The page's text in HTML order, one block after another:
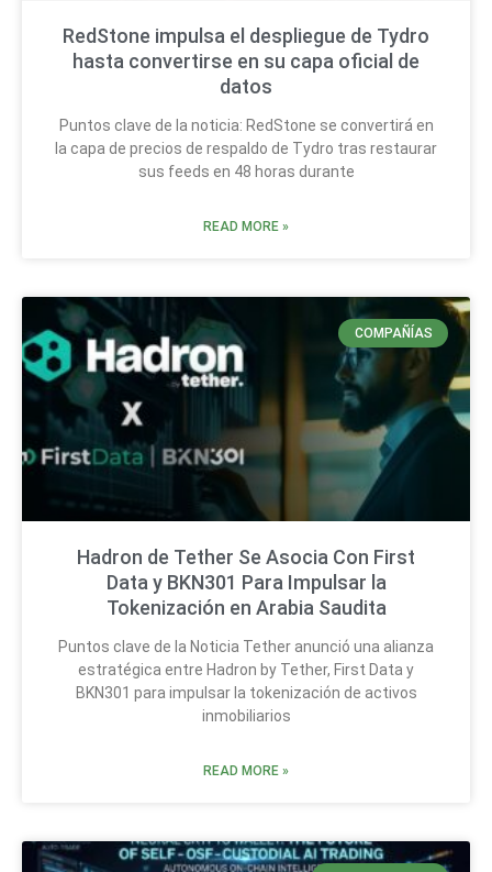
RedStone impulsa el despliegue de Tydro
hasta convertirse en su capa oficial de
datos
Puntos clave de la noticia: RedStone se convertirá en
la capa de precios de respaldo de Tydro tras restaurar
sus feeds en 48 horas durante
READ MORE »
COMPAÑÍAS
Hadron de Tether Se Asocia Con First
Data y BKN301 Para Impulsar la
Tokenización en Arabia Saudita
Puntos clave de la Noticia Tether anunció una alianza
estratégica entre Hadron by Tether, First Data y
BKN301 para impulsar la tokenización de activos
inmobiliarios
READ MORE »